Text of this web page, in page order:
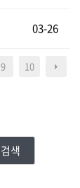
03-26
9 10
검색